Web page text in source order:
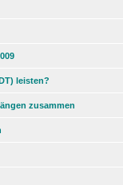
leisten?
zusammen